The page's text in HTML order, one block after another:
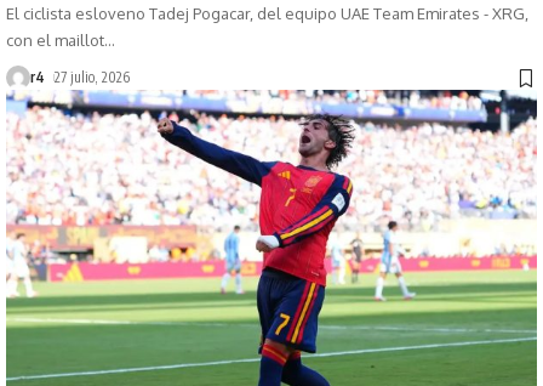
El ciclista esloveno Tadej Pogacar, del equipo UAE Team Emirates - XRG,
con el maillot…
r4 27 julio, 2026